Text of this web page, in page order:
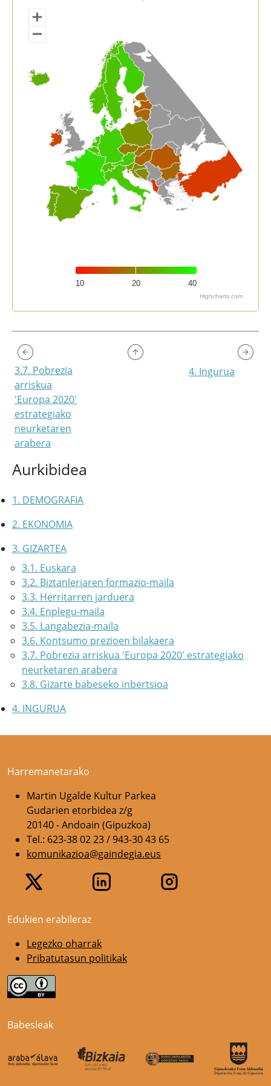
Aurkibidea
1. DEMOGRAFIA
2. EKONOMIA
3. GIZARTEA
3.1. Euskara
3.2. Biztanleriaren formazio-maila
3.3. Herritarren jarduera
3.4. Enplegu-maila
3.5. Langabezia-maila
3.6. Kontsumo prezioen bilakaera
3.7. Pobrezia arriskua 'Europa 2020' estrategiako
neurketaren arabera
3.8. Gizarte babeseko inbertsioa
4. INGURUA
View as data table, Gizarte babeseko gastua
10 20 40
Highcharts.com
3.7. Pobrezia
arriskua
'Europa 2020'
estrategiako
neurketaren
arabera
4. Ingurua
Harremanetarako
Martin Ugalde Kultur Parkea
Gudarien etorbidea z/g
20140 - Andoain (Gipuzkoa)
Tel.: 623-38 02 23 / 943-30 43 65
komunikazioa@gaindegia.eus
Edukien erabileraz
Legezko oharrak
Pribatutasun politikak
Babesleak